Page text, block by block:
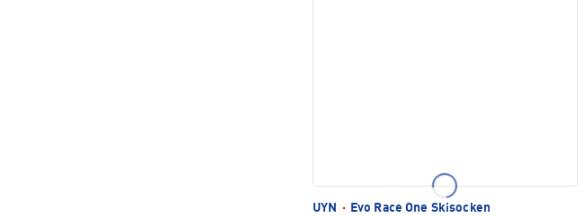
UYN ·
Evo Race One Skisocken